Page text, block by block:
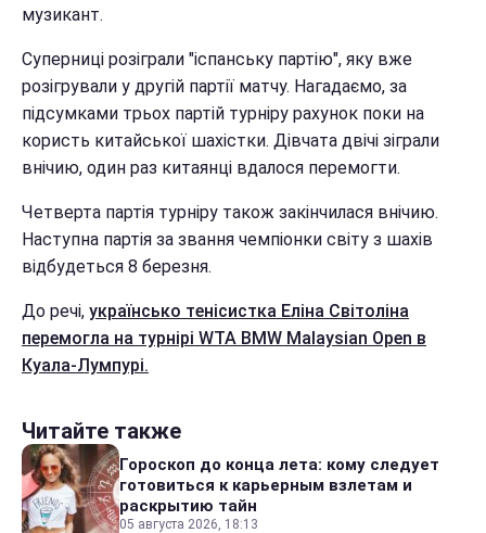
музикант.
Суперниці розіграли "іспанську партію", яку вже
розігрували у другій партії матчу. Нагадаємо, за
підсумками трьох партій турніру рахунок поки на
користь китайської шахістки. Дівчата двічі зіграли
внічию, один раз китаянці вдалося перемогти.
Четверта партія турніру також закінчилася внічию.
Наступна партія за звання чемпіонки світу з шахів
відбудеться 8 березня.
До речі, українсько тенісистка Еліна Світоліна
перемогла на турнірі WTA BMW Malaysian Open в
Куала-Лумпурі.
Читайте также
Гороскоп до конца лета: кому следует
готовиться к карьерным взлетам и
раскрытию тайн
05 августа 2026, 18:13